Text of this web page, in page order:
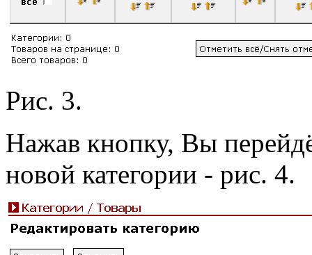
Рис. 3.
Нажав кнопку, Вы
новой категории - рис. 4.